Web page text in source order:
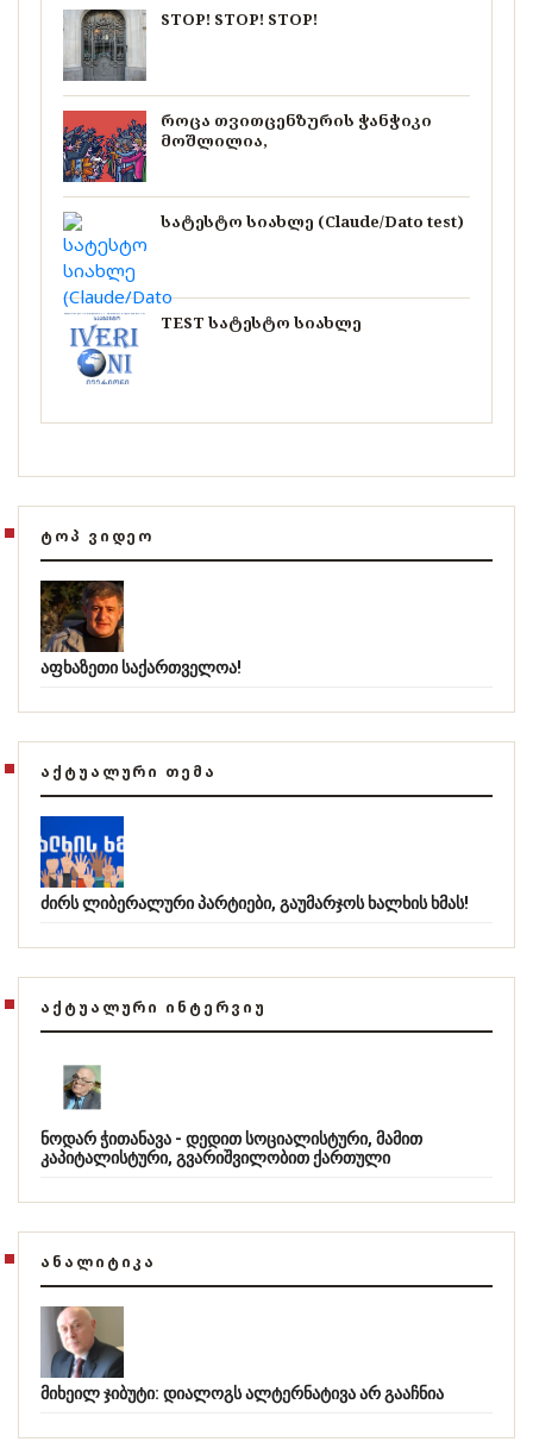
STOP! STOP! STOP!
როცა თვითცენზურის ჭანჭიკი
მოშლილია,
სატესტო სიახლე (Claude/Dato test)
TEST სატესტო სიახლე
ᲢᲝᲞ ᲕᲘᲓᲔᲝ
აფხაზეთი საქართველოა!
ᲐᲥᲢᲣᲐᲚᲣᲠᲘ ᲗᲔᲛᲐ
ძირს ლიბერალური პარტიები, გაუმარჯოს ხალხის ხმას!
ᲐᲥᲢᲣᲐᲚᲣᲠᲘ ᲘᲜᲢᲔᲠᲕᲘᲣ
ნოდარ ჭითანავა - დედით სოციალისტური, მამით
კაპიტალისტური, გვარიშვილობით ქართული
ᲐᲜᲐᲚᲘᲢᲘᲙᲐ
მიხეილ ჯიბუტი: დიალოგს ალტერნატივა არ გააჩნია